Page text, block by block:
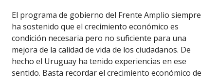
El programa de gobierno del Frente Amplio siempre
ha sostenido que el crecimiento económico es
condición necesaria pero no suficiente para una
mejora de la calidad de vida de los ciudadanos. De
hecho el Uruguay ha tenido experiencias en ese
sentido. Basta recordar el crecimiento económico de